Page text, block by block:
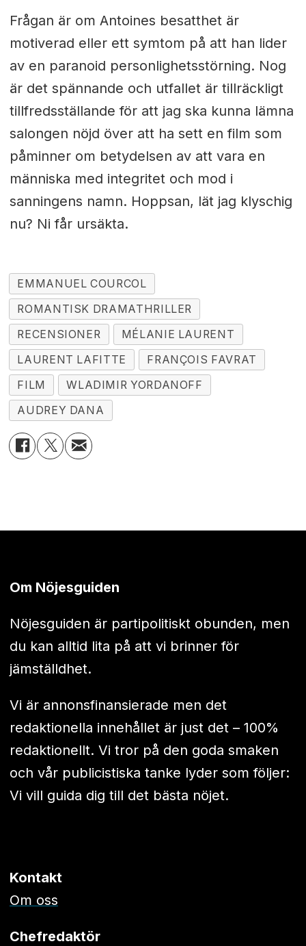
Frågan är om Antoines besatthet är
motiverad eller ett symtom på att han lider
av en paranoid personlighetsstörning. Nog
är det spännande och utfallet är tillräckligt
tillfredsställande för att jag ska kunna lämna
salongen nöjd över att ha sett en film som
påminner om betydelsen av att vara en
människa med integritet och mod i
sanningens namn. Hoppsan, lät jag klyschig
nu? Ni får ursäkta.
EMMANUEL COURCOL
ROMANTISK DRAMATHRILLER
RECENSIONER
MÉLANIE LAURENT
LAURENT LAFITTE
FRANÇOIS FAVRAT
FILM
WLADIMIR YORDANOFF
AUDREY DANA
Om Nöjesguiden
Nöjesguiden är partipolitiskt obunden, men
du kan alltid lita på att vi brinner för
jämställdhet.
Vi är annonsfinansierade men det
redaktionella innehållet är just det – 100%
redaktionellt. Vi tror på den goda smaken
och vår publicistiska tanke lyder som följer:
Vi vill guida dig till det bästa nöjet.
Kontakt
Om oss
Chefredaktör